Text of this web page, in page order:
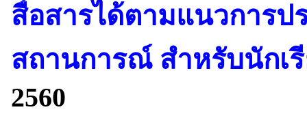
สื่อสารได้ตามแนวการป
สถานการณ์ สำหรับนักเ
2560